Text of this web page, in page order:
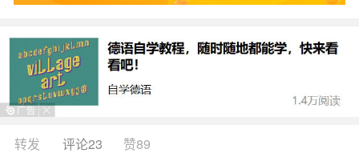
大麻烦，下面就这个问题给大家做一些解读：
1、我父亲今年过本命年,要请亲亲朋友吃饭,然
后让我主持,我应该怎么说啊,各。
我父亲今年过本命年,要请亲亲朋友吃饭,然后让
我主持,我应该怎么说啊,各位帮帮忙啊。急急急急
转发 评论23 赞89